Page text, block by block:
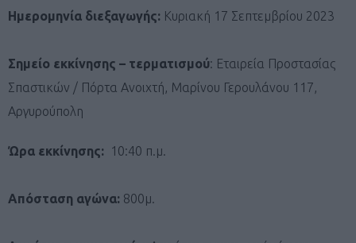
Ημερομηνία διεξαγωγής: Κυριακή 17 Σεπτεμβρίου 2023
Σημείο εκκίνησης – τερματισμού: Εταιρεία Προστασίας
Σπαστικών / Πόρτα Ανοιχτή, Μαρίνου Γερουλάνου 117,
Αργυρούπολη
Ώρα εκκίνησης: 10:40 π.μ.
Απόσταση αγώνα: 800μ.